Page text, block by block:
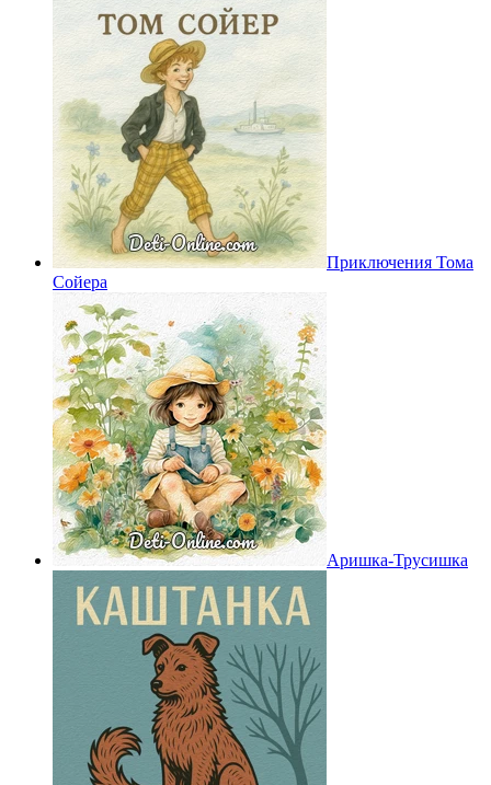
Приключения Тома
Сойера
Аришка-Трусишка